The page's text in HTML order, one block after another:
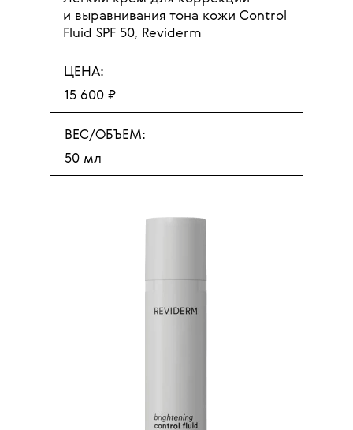
и выравнивания тона кожи Control
Fluid SPF 50, Reviderm
ЦЕНА:
15 600 ₽
ВЕС/ОБЪЕМ:
50 мл